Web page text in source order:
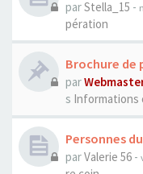
parStella_15 -
pération
Brochure de
par
s Informations
Personnes
parValerie 56 -